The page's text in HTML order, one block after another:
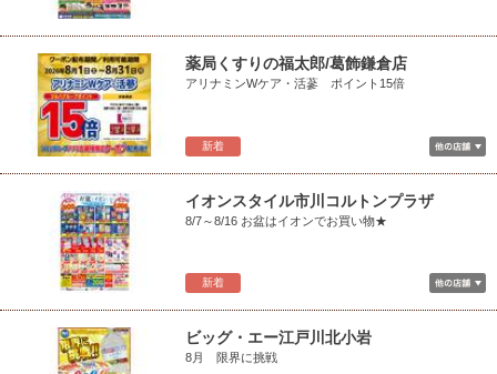
新着
薬局くすりの福太郎/葛飾鎌倉店
アリナミンWケア・活蔘 ポイント15倍
新着
イオンスタイル市川コルトンプラザ
8/7～8/16 お盆はイオンでお買い物★
ビッグ・エー江戸川北小岩
8月 限界に挑戦